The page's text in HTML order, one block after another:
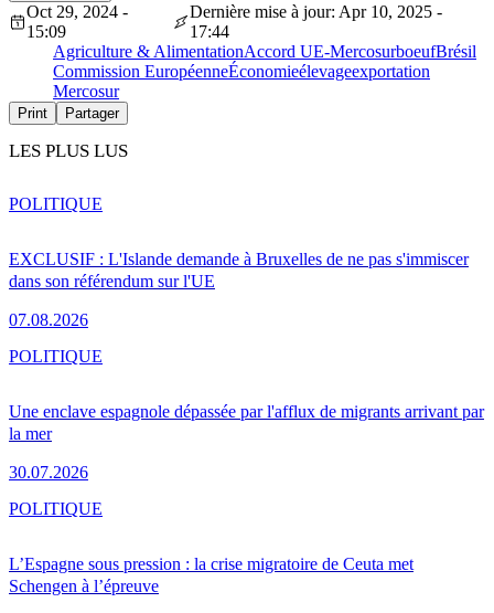
Oct 29, 2024 -
15:09
Dernière mise à jour: Apr 10, 2025 -
17:44
Agriculture & AlimentationAccord UE-MercosurboeufBrésil
Commission EuropéenneÉconomieélevageexportation
Mercosur
Print Partager
LES PLUS LUS
EXCLUSIF : L'Islande demande à Bruxelles de ne pas s'immiscer
dans son référendum sur l'UE
07.08.2026
POLITIQUE
Une enclave espagnole dépassée par l'afflux de migrants arrivant par
la mer
30.07.2026
POLITIQUE
L’Espagne sous pression : la crise migratoire de Ceuta met
Schengen à l’épreuve
POLITIQUE